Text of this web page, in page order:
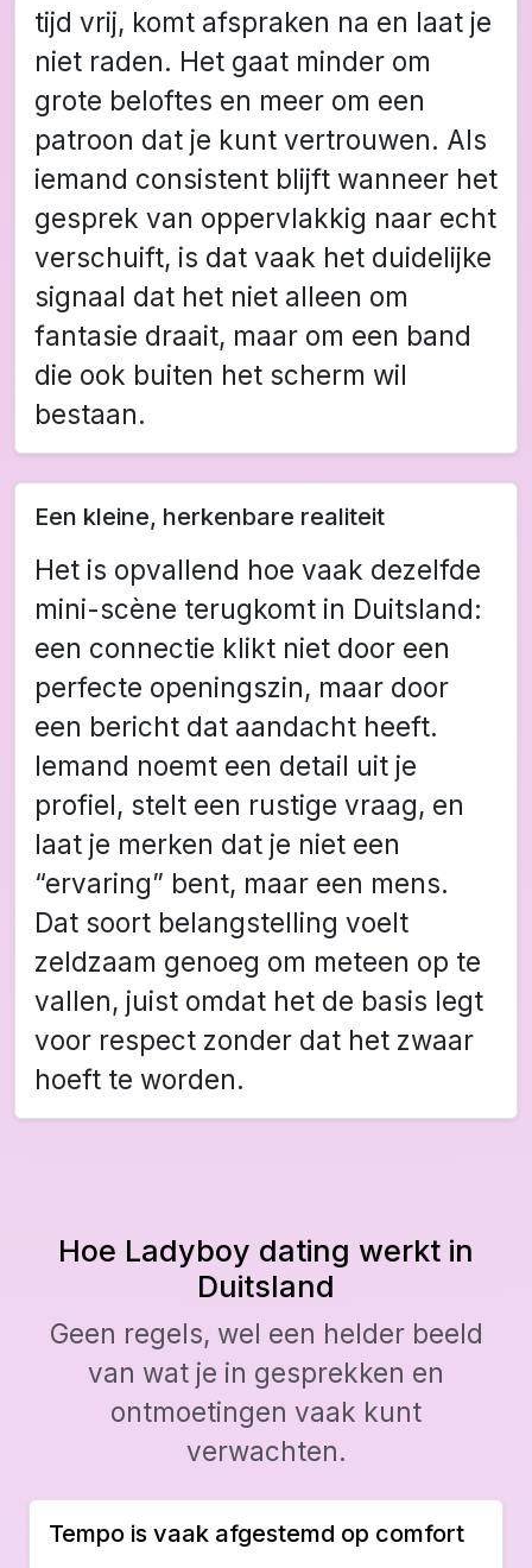
tijd vrij, komt afspraken na en laat je
niet raden. Het gaat minder om
grote beloftes en meer om een
patroon dat je kunt vertrouwen. Als
iemand consistent blijft wanneer het
gesprek van oppervlakkig naar echt
verschuift, is dat vaak het duidelijke
signaal dat het niet alleen om
fantasie draait, maar om een band
die ook buiten het scherm wil
bestaan.
Een kleine, herkenbare realiteit
Het is opvallend hoe vaak dezelfde
mini-scène terugkomt in Duitsland:
een connectie klikt niet door een
perfecte openingszin, maar door
een bericht dat aandacht heeft.
Iemand noemt een detail uit je
profiel, stelt een rustige vraag, en
laat je merken dat je niet een
“ervaring” bent, maar een mens.
Dat soort belangstelling voelt
zeldzaam genoeg om meteen op te
vallen, juist omdat het de basis legt
voor respect zonder dat het zwaar
hoeft te worden.
Hoe Ladyboy dating werkt in
Duitsland
Geen regels, wel een helder beeld
van wat je in gesprekken en
ontmoetingen vaak kunt
verwachten.
Tempo is vaak afgestemd op comfort